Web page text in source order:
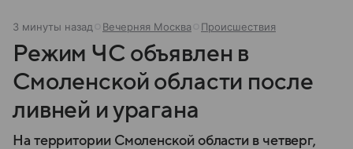
3 минуты назад Вечерняя Москва Происшествия
Режим ЧС объявлен в
Смоленской области после
ливней и урагана
На территории Смоленской области в четверг,